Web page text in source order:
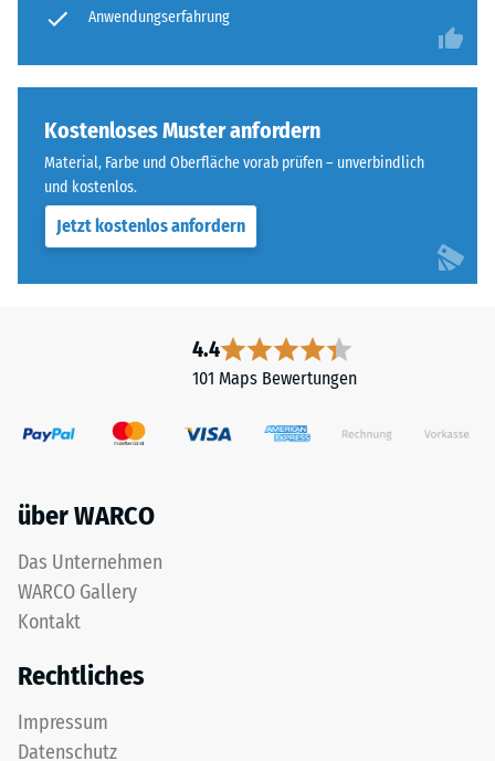
Anwendungserfahrung
Kostenloses Muster anfordern
Material, Farbe und Oberfläche vorab prüfen – unverbindlich
und kostenlos.
Jetzt kostenlos anfordern
4.4
101 Maps Bewertungen
über WARCO
Das Unternehmen
WARCO Gallery
Kontakt
Rechtliches
Impressum
Datenschutz